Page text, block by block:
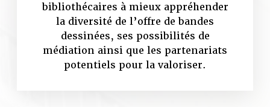
bibliothécaires à mieux appréhender
la diversité de l’offre de bandes
dessinées, ses possibilités de
médiation ainsi que les partenariats
potentiels pour la valoriser.